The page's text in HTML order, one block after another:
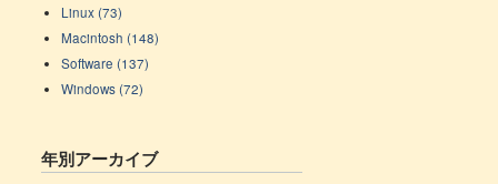
Linux (73)
Macintosh (148)
Software (137)
Windows (72)
年別アーカイブ